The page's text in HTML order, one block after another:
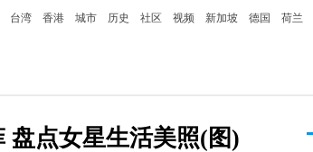
台湾 香港 城市 历史 社区 视频 新加坡 德国 荷兰
盘点女星生活美照(图)